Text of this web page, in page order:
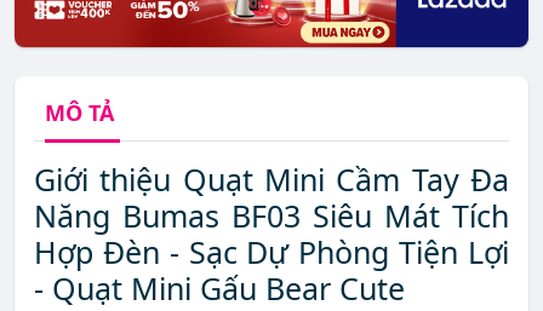
MÔ TẢ
Giới thiệu Quạt Mini Cầm Tay Đa
Năng Bumas BF03 Siêu Mát Tích
Hợp Đèn - Sạc Dự Phòng Tiện Lợi
- Quạt Mini Gấu Bear Cute